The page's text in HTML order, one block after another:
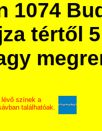
1074
tértől
lévő színek a
találhatóak.